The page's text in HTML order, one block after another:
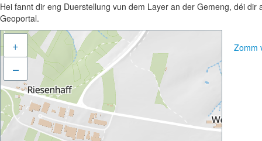
Hei fannt dir eng Duerstellung vun dem Layer an der Gemeng, déi
Geoportal.
+
–
Zomm